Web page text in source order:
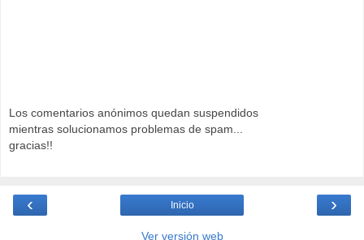
Los comentarios anónimos quedan suspendidos
mientras solucionamos problemas de spam...
gracias!!
‹ ›
Inicio
Ver versión web